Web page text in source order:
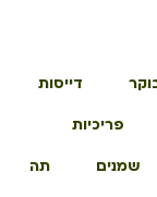
דייסות
פריכיות
שמנים תה